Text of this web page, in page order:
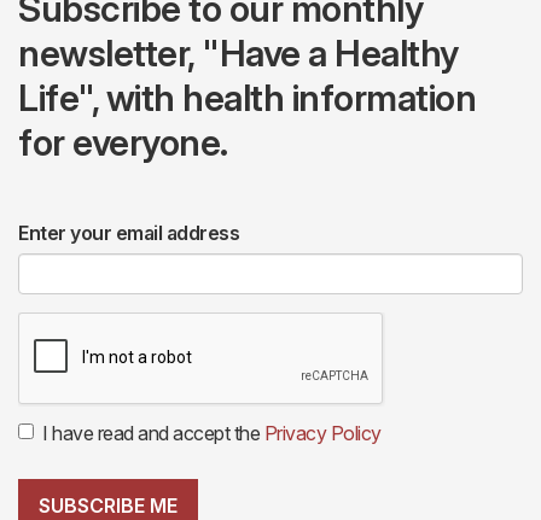
newsletter, "Have a Healthy
Life", with health information
for everyone.
Enter your email address
I have read and accept the Privacy Policy
SUBSCRIBE ME